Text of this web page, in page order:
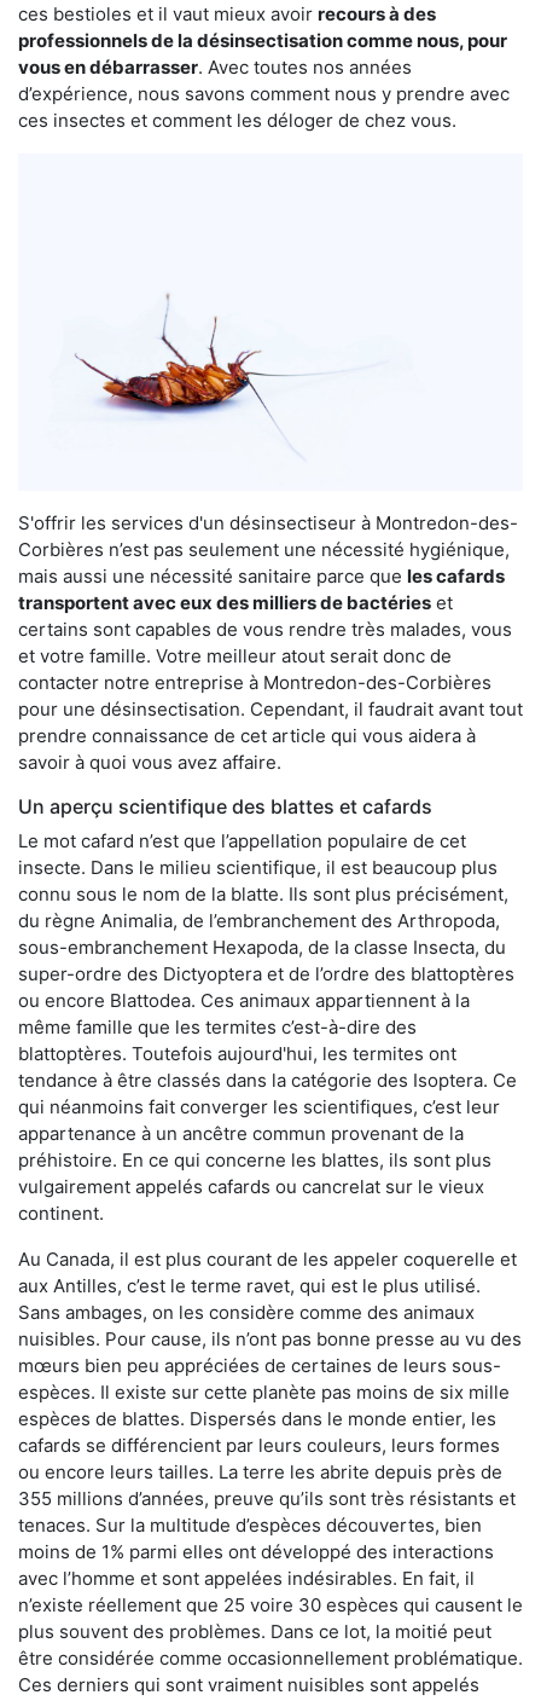
ces bestioles et il vaut mieux avoir recours à des
professionnels de la désinsectisation comme nous, pour
vous en débarrasser. Avec toutes nos années
d’expérience, nous savons comment nous y prendre avec
ces insectes et comment les déloger de chez vous.
S'offrir les services d'un désinsectiseur à Montredon-des-
Corbières n’est pas seulement une nécessité hygiénique,
mais aussi une nécessité sanitaire parce que les cafards
transportent avec eux des milliers de bactéries et
certains sont capables de vous rendre très malades, vous
et votre famille. Votre meilleur atout serait donc de
contacter notre entreprise à Montredon-des-Corbières
pour une désinsectisation. Cependant, il faudrait avant tout
prendre connaissance de cet article qui vous aidera à
savoir à quoi vous avez affaire.
Un aperçu scientifique des blattes et cafards
Le mot cafard n’est que l’appellation populaire de cet
insecte. Dans le milieu scientifique, il est beaucoup plus
connu sous le nom de la blatte. Ils sont plus précisément,
du règne Animalia, de l’embranchement des Arthropoda,
sous-embranchement Hexapoda, de la classe Insecta, du
super-ordre des Dictyoptera et de l’ordre des blattoptères
ou encore Blattodea. Ces animaux appartiennent à la
même famille que les termites c’est-à-dire des
blattoptères. Toutefois aujourd'hui, les termites ont
tendance à être classés dans la catégorie des Isoptera. Ce
qui néanmoins fait converger les scientifiques, c’est leur
appartenance à un ancêtre commun provenant de la
préhistoire. En ce qui concerne les blattes, ils sont plus
vulgairement appelés cafards ou cancrelat sur le vieux
continent.
Au Canada, il est plus courant de les appeler coquerelle et
aux Antilles, c’est le terme ravet, qui est le plus utilisé.
Sans ambages, on les considère comme des animaux
nuisibles. Pour cause, ils n’ont pas bonne presse au vu des
mœurs bien peu appréciées de certaines de leurs sous-
espèces. Il existe sur cette planète pas moins de six mille
espèces de blattes. Dispersés dans le monde entier, les
cafards se différencient par leurs couleurs, leurs formes
ou encore leurs tailles. La terre les abrite depuis près de
355 millions d’années, preuve qu’ils sont très résistants et
tenaces. Sur la multitude d’espèces découvertes, bien
moins de 1% parmi elles ont développé des interactions
avec l’homme et sont appelées indésirables. En fait, il
n’existe réellement que 25 voire 30 espèces qui causent le
plus souvent des problèmes. Dans ce lot, la moitié peut
être considérée comme occasionnellement problématique.
Ces derniers qui sont vraiment nuisibles sont appelés